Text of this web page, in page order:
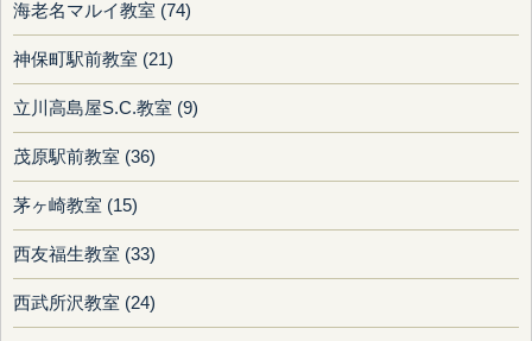
海老名マルイ教室 (74)
神保町駅前教室 (21)
立川高島屋S.C.教室 (9)
茂原駅前教室 (36)
茅ヶ崎教室 (15)
西友福生教室 (33)
西武所沢教室 (24)